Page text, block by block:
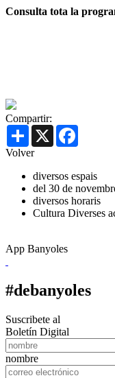
Consulta tota la
Compartir:
Share X
Volver
diversos espais
del 30 de
diversos horaris
Cultura Diverses
App Banyoles
#debanyoles
Suscribete al
Boletín Digital
nombre